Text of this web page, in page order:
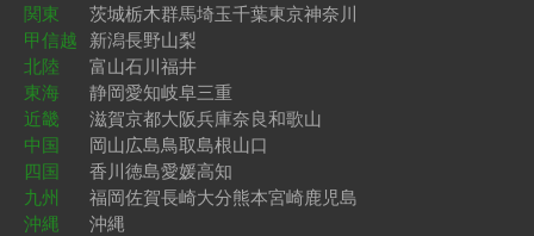
関東
茨城栃木群馬埼玉千葉東京神奈川
甲信越 新潟長野山梨
北陸
富山石川福井
東海
静岡愛知岐阜三重
近畿
滋賀京都大阪兵庫奈良和歌山
中国
岡山広島鳥取島根山口
四国
香川徳島愛媛高知
九州
福岡佐賀長崎大分熊本宮崎鹿児島
沖縄
沖縄